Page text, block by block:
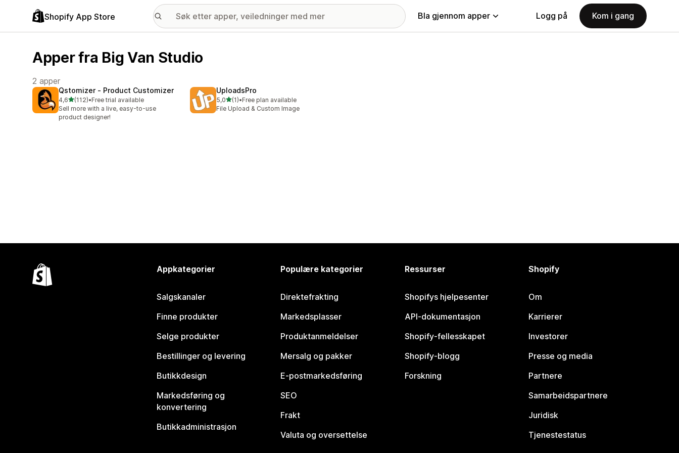
Shopify App Store Bla gjennom apper Logg på Kom i gang
Apper fra Big Van Studio
2 apper
Qstomizer ‑ Product Customizer
4,6av 5 stjerner
(112)
Totalt 112 omtaler
•Free trial available
Sell more with a live, easy-to-use
product designer!
UploadsPro
5,0av 5 stjerner
(1)
Totalt 1 omtaler
•Free plan available
File Upload & Custom Image
Appkategorier
Salgskanaler
Finne produkter
Selge produkter
Bestillinger og levering
Butikkdesign
Markedsføring og
konvertering
Butikkadministrasjon
Populære kategorier
Direktefrakting
Markedsplasser
Produktanmeldelser
Mersalg og pakker
E-postmarkedsføring
SEO
Frakt
Valuta og oversettelse
Ressurser
Shopifys hjelpesenter
API-dokumentasjon
Shopify-fellesskapet
Shopify-blogg
Forskning
Shopify
Om
Karrierer
Investorer
Presse og media
Partnere
Samarbeidspartnere
Juridisk
Tjenestestatus